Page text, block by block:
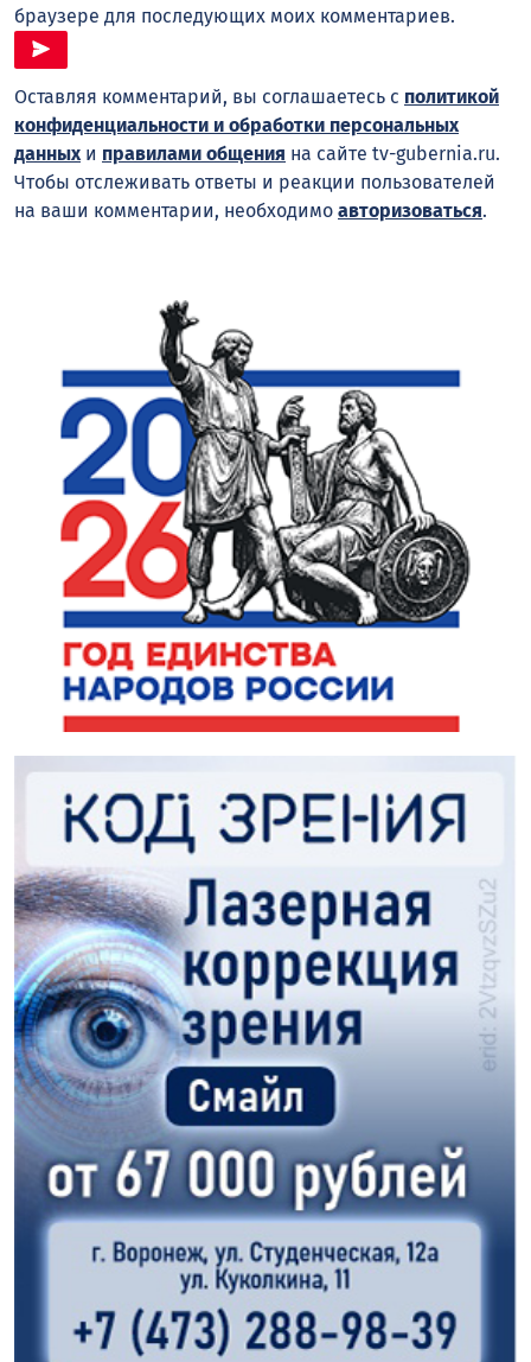
браузере для последующих моих комментариев.
Оставляя комментарий, вы соглашаетесь с политикой
конфиденциальности и обработки персональных
данныхи правилами общения на сайте tv-gubernia.ru.
Чтобы отслеживать ответы и реакции пользователей
на ваши комментарии, необходимо авторизоваться.